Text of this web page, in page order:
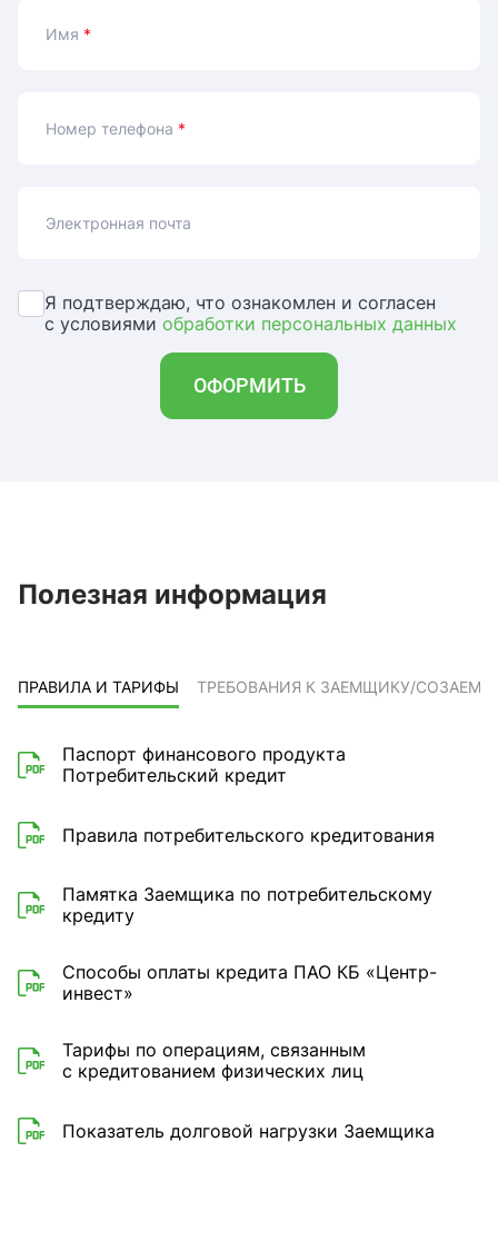
Имя *
Номер телефона *
Электронная почта
Я подтверждаю, что ознакомлен и согласен
с условиями обработки персональных данных
ОФОРМИТЬ
Полезная информация
ПРАВИЛА И ТАРИФЫ ТРЕБОВАНИЯ К ЗАЕМЩИКУ/
Паспорт финансового продукта
Потребительский кредит
Правила потребительского кредитования
Памятка Заемщика по потребительскому
кредиту
Способы оплаты кредита ПАО КБ «Центр-
инвест»
Тарифы по операциям, связанным
с кредитованием физических лиц
Показатель долговой нагрузки Заемщика